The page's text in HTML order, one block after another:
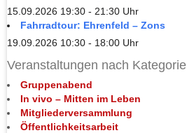
15.09.2026 19:30 - 21:30 Uhr
Fahrradtour: Ehrenfeld – Zons
19.09.2026 10:30 - 18:00 Uhr
Veranstaltungen nach Kategorie
Gruppenabend
In vivo – Mitten im Leben
Mitgliederversammlung
Öffentlichkeitsarbeit